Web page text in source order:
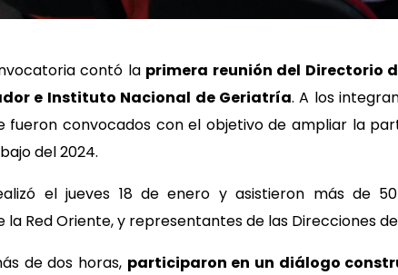
contó la primera reunión del Directorio
e Instituto Nacional de Geriatría. A los
fueron convocados con el objetivo de ampliar la
del 2024.
el jueves 18 de enero y asistieron más de
Red Oriente, y representantes de las Direcciones
de dos horas, participaron en un diálogo